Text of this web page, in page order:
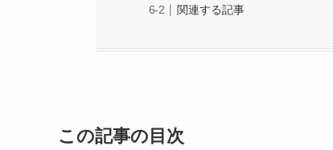
関連する記事
この記事の目次